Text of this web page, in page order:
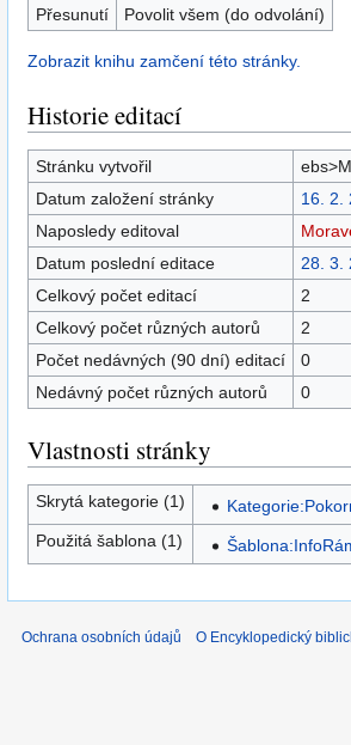
Přesunutí
Povolit všem (do odvolání)
Zobrazit knihu zamčení této stránky.
Historie editací
Stránku vytvořil
Datum založení stránky
16. 2.
Naposledy editoval
Datum poslední editace
28. 3.
Celkový počet editací
2
Celkový počet různých autorů
2
Počet nedávných (90 dní) editací
0
Nedávný počet různých autorů
0
Vlastnosti stránky
Skrytá kategorie (1)
Použitá šablona (1)
Ochrana osobních údajů O Encyklopedický